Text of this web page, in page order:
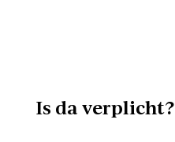
Is da verplicht?